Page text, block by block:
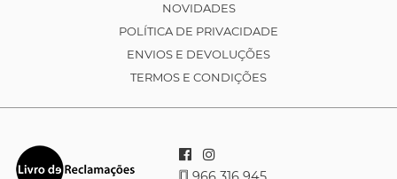
NOVIDADES
POLÍTICA DE PRIVACIDADE
ENVIOS E DEVOLUÇÕES
TERMOS E CONDIÇÕES